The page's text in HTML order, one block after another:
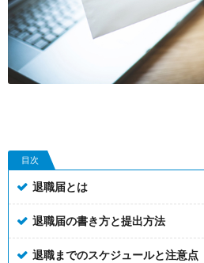
目次
退職届とは
退職届の書き方と提出方法
退職までのスケジュールと注意点